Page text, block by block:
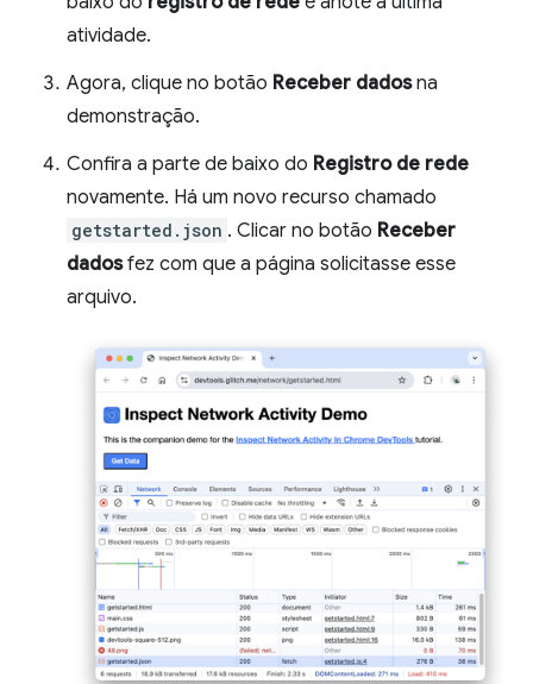
atividade.
Agora, clique no botão Receber dadosna
demonstração.
Confira a parte de baixo do Registro de rede
novamente. Há um novo recurso chamado
getstarted.json . Clicar no botão Receber
dadosfez com que a página solicitasse esse
arquivo.